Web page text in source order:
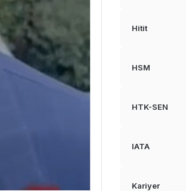
Hitit
HSM
HTK-SEN
IATA
Kariyer